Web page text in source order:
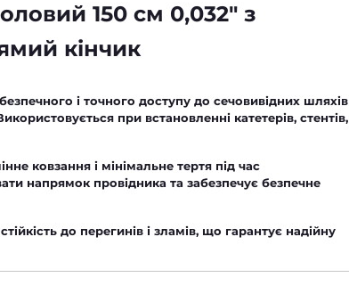
150 см 0,032" з
кінчик
і точного доступу до сечовивідних шляхів
при встановленні катетерів, стентів,
ковзання і мінімальне тертя під час
напрямок провідника та забезпечує безпечне
до перегинів і зламів, що гарантує надійну